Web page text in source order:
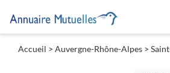
Accueil > Auvergne-Rhône-Alpes >